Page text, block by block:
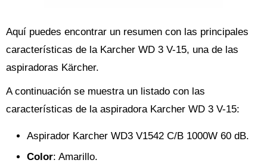
Aquí puedes encontrar un resumen con las principales
características de la Karcher WD 3 V-15, una de las
aspiradoras Kärcher.
A continuación se muestra un listado con las
características de la aspiradora Karcher WD 3 V-15:
Aspirador Karcher WD3 V1542 C/B 1000W 60 dB.
Color: Amarillo.